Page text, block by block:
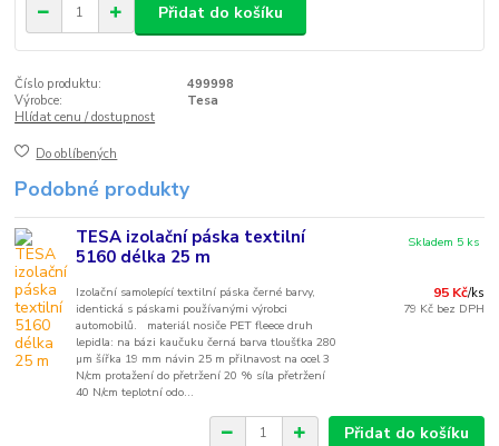
Přidat do košíku
Číslo produktu:
499998
Výrobce:
Tesa
Hlídat cenu / dostupnost
Do oblíbených
Podobné produkty
TESA izolační páska textilní
5160 délka 25 m
Izolační samolepící textilní páska černé barvy,
identická s páskami používanými výrobci
automobilů. materiál nosiče PET fleece druh
lepidla: na bázi kaučuku černá barva tloušťka 280
µm šířka 19 mm návin 25 m přilnavost na ocel 3
N/cm protažení do přetržení 20 % síla přetržení
40 N/cm teplotní odo...
95 Kč/ks
79 Kč bez DPH
Skladem 5 ks
Přidat do košíku